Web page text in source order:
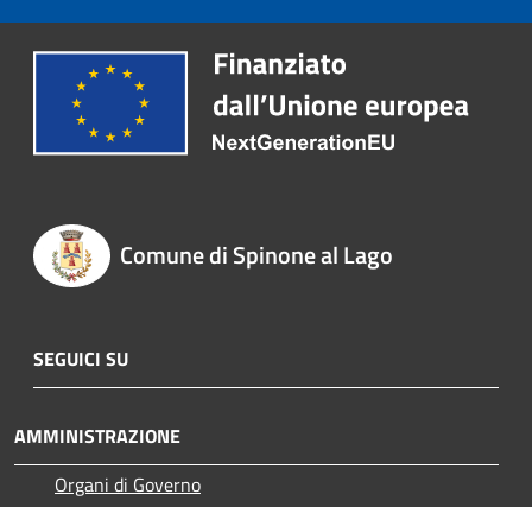
Comune di Spinone al Lago
SEGUICI SU
AMMINISTRAZIONE
Organi di Governo